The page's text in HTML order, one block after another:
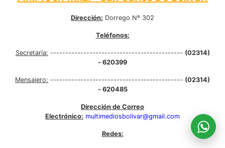
Dirección: Dorrego Nº 302
Teléfonos:
Secretaría: -------------------------------------------- (02314)
- 620399
Mensajero: -------------------------------------------- (02314)
- 620485
Dirección de Correo
Electrónico: multimediosbolivar@gmail.com
Redes: